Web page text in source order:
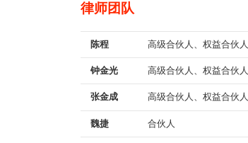
律师团队
陈程 高级合伙人、权益合伙人
钟金光 高级合伙人、权益合伙人
张金成 高级合伙人、权益合伙人
魏捷 合伙人